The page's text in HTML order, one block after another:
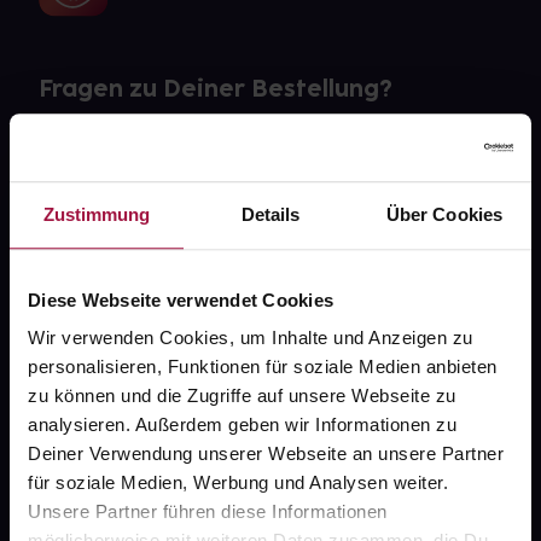
Zustimmung Details Über Cookies
Diese Webseite verwendet Cookies
Wir verwenden Cookies, um Inhalte und Anzeigen zu
personalisieren, Funktionen für soziale Medien anbieten
zu können und die Zugriffe auf unsere Webseite zu
analysieren. Außerdem geben wir Informationen zu
Deiner Verwendung unserer Webseite an unsere Partner
für soziale Medien, Werbung und Analysen weiter.
Unsere Partner führen diese Informationen
Fragen zu Deiner Bestellung?
FAQ
gesund.de
Über uns
Karriere
Newsletter